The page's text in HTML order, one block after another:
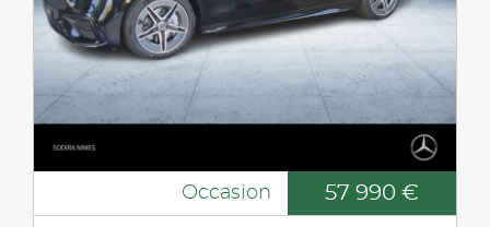
Occasion 57 990 €